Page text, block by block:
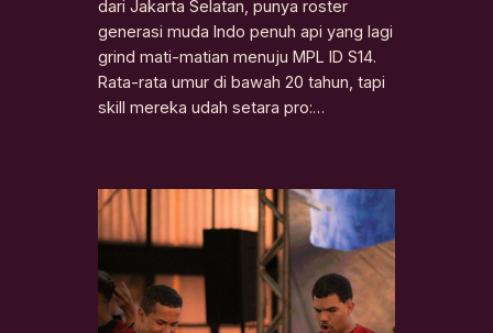
dari Jakarta Selatan, punya roster
generasi muda Indo penuh api yang lagi
grind mati-matian menuju MPL ID S14.
Rata-rata umur di bawah 20 tahun, tapi
skill mereka udah setara pro:…